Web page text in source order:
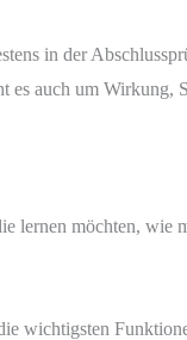
in der
es auch um
lernen möchten, wie
wichtigsten